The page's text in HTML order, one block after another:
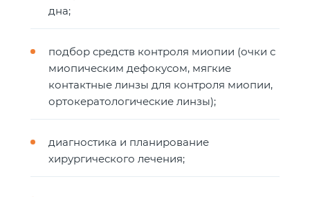
дна;
подбор средств контроля миопии (очки с
миопическим дефокусом, мягкие
контактные линзы для контроля миопии,
ортокератологические линзы);
диагностика и планирование
хирургического лечения;